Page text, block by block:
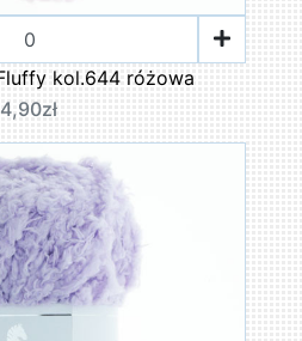
kol.644 różowa
4,90zł